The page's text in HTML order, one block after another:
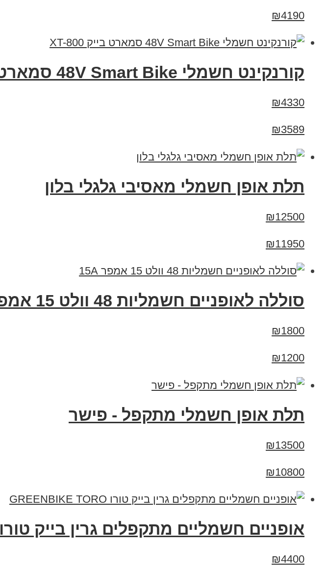
₪4190
קורנקינט חשמלי 48V Smart Bike סמארט בייק XT-800
₪4330
₪3589
תלת אופן חשמלי מאסיבי גלגלי בלון
₪12500
₪11950
סוללה לאופניים חשמליות 48 וולט 15 אמפר 15A
₪1800
₪1200
תלת אופן חשמלי מתקפל - פישר
₪13500
₪10800
אופניים חשמליים מתקפלים גרין בייק טורו GREENBIKE TORO
₪4400